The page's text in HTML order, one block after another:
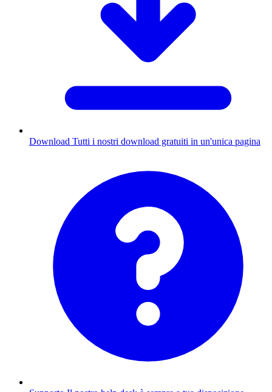
Download Tutti i nostri download gratuiti in un'unica pagina